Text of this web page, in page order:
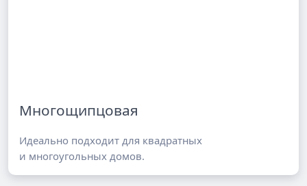
Многощипцовая
Идеально подходит для квадратных
и многоугольных домов.